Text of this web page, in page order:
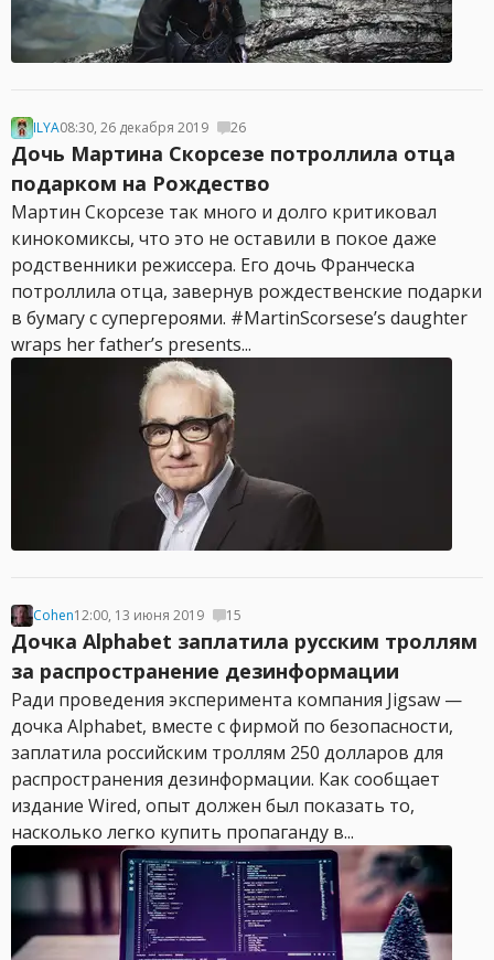
ILYA08:30, 26 декабря 2019 26
Дочь Мартина Скорсезе потроллила отца
подарком на Рождество
Мартин Скорсезе так много и долго критиковал
кинокомиксы, что это не оставили в покое даже
родственники режиссера. Его дочь Франческа
потроллила отца, завернув рождественские подарки
в бумагу с супергероями. #MartinScorsese’s daughter
wraps her father’s presents...
Cohen12:00, 13 июня 2019 15
Дочка Alphabet заплатила русским троллям
за распространение дезинформации
Ради проведения эксперимента компания Jigsaw —
дочка Alphabet, вместе с фирмой по безопасности,
заплатила российским троллям 250 долларов для
распространения дезинформации. Как сообщает
издание Wired, опыт должен был показать то,
насколько легко купить пропаганду в...